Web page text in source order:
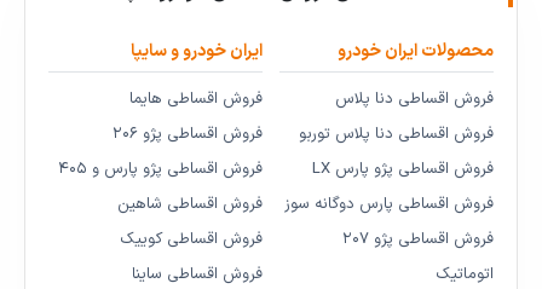
محصولات ایران خودرو
فروش اقساطی دنا پلاس
فروش اقساطی دنا پلاس توربو
فروش اقساطی پژو پارس LX
فروش اقساطی پارس دوگانه سوز
فروش اقساطی پژو ۲۰۷
اتوماتیک
ایران خودرو و سایپا
فروش اقساطی هایما
فروش اقساطی پژو ۲۰۶
فروش اقساطی پژو پارس و ۴۰۵
فروش اقساطی شاهین
فروش اقساطی کوییک
فروش اقساطی ساینا